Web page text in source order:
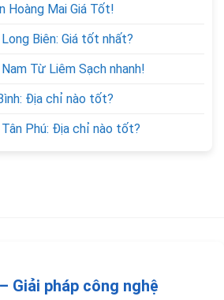
Hoàng Mai Giá Tốt!
Biên: Giá tốt nhất?
Từ Liêm Sạch nhanh!
Địa chỉ nào tốt?
Phú: Địa chỉ nào tốt?
Giải pháp công nghệ